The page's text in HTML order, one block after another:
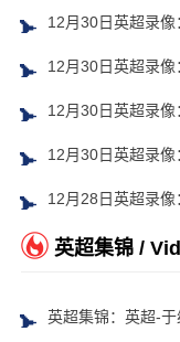
12月30日英超录
12月30日英超录
12月30日英超录
12月30日英超录
12月28日英超录
英超集锦 /
英超集锦：英超-